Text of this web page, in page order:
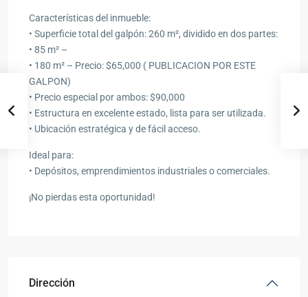
Características del inmueble:
• Superficie total del galpón: 260 m², dividido en dos partes:
• 85 m² –
• 180 m² – Precio: $65,000 ( PUBLICACION POR ESTE
GALPON)
• Precio especial por ambos: $90,000
• Estructura en excelente estado, lista para ser utilizada.
• Ubicación estratégica y de fácil acceso.
Ideal para:
• Depósitos, emprendimientos industriales o comerciales.
¡No pierdas esta oportunidad!
Dirección